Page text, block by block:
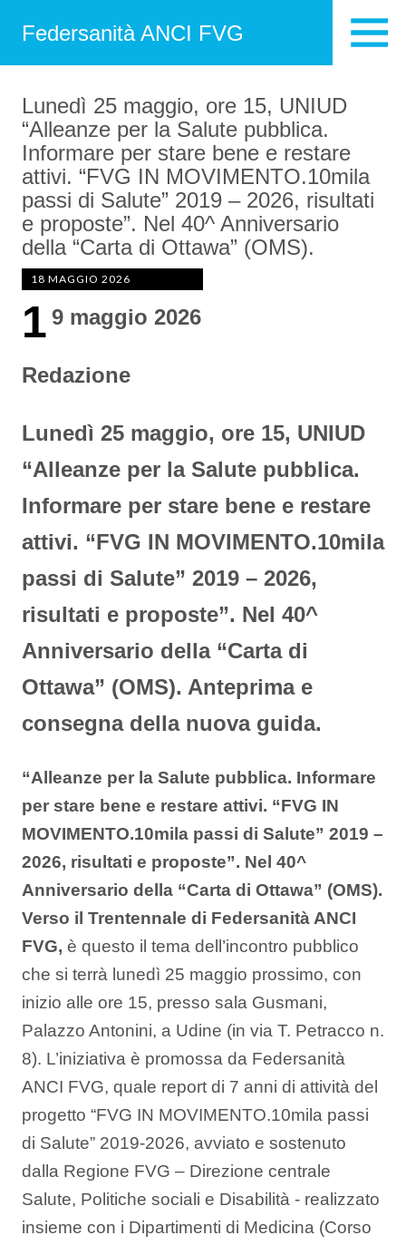
Federsanità ANCI FVG
Lunedì 25 maggio, ore 15, UNIUD
“Alleanze per la Salute pubblica.
Informare per stare bene e restare
attivi. “FVG IN MOVIMENTO.10mila
passi di Salute” 2019 – 2026, risultati
e proposte”. Nel 40^ Anniversario
della “Carta di Ottawa” (OMS).
18 MAGGIO 2026
1 9 maggio 2026
Redazione
Lunedì 25 maggio, ore 15, UNIUD
“Alleanze per la Salute pubblica.
Informare per stare bene e restare
attivi. “FVG IN MOVIMENTO.10mila
passi di Salute” 2019 – 2026,
risultati e proposte”. Nel 40^
Anniversario della “Carta di
Ottawa” (OMS). Anteprima e
consegna della nuova guida.
“Alleanze per la Salute pubblica. Informare
per stare bene e restare attivi. “FVG IN
MOVIMENTO.10mila passi di Salute” 2019 –
2026, risultati e proposte”. Nel 40^
Anniversario della “Carta di Ottawa” (OMS).
Verso il Trentennale di Federsanità ANCI
FVG, è questo il tema dell’incontro pubblico
che si terrà lunedì 25 maggio prossimo, con
inizio alle ore 15, presso sala Gusmani,
Palazzo Antonini, a Udine (in via T. Petracco n.
8). L’iniziativa è promossa da Federsanità
ANCI FVG, quale report di 7 anni di attività del
progetto “FVG IN MOVIMENTO.10mila passi
di Salute” 2019-2026, avviato e sostenuto
dalla Regione FVG – Direzione centrale
Salute, Politiche sociali e Disabilità - realizzato
insieme con i Dipartimenti di Medicina (Corso